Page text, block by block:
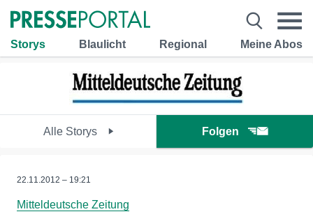
Storys Blaulicht Regional Meine Abos
Alle Storys Folgen
22.11.2012 – 19:21
Mitteldeutsche Zeitung